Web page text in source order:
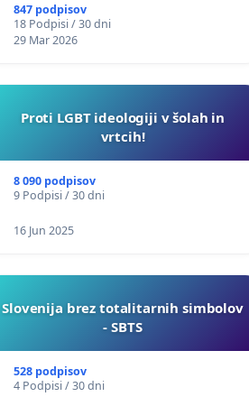
847 podpisov
18 Podpisi / 30 dni
29 Mar 2026
Proti LGBT ideologiji v šolah in
vrtcih!
8 090 podpisov
9 Podpisi / 30 dni
16 Jun 2025
Slovenija brez totalitarnih simbolov
- SBTS
528 podpisov
4 Podpisi / 30 dni